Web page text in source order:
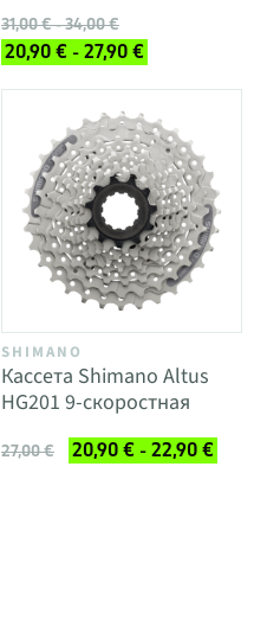
31,00 € - 34,00 €
20,90 € - 27,90 €
SHIMANO
Кассета Shimano Altus
HG201 9-скоростная
27,00 € 20,90 € - 22,90 €